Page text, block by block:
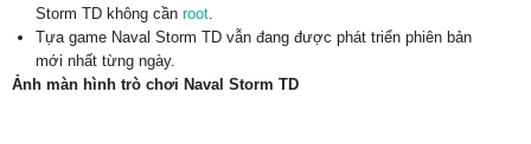
Storm TD không cần root.
Tựa game Naval Storm TD vẫn đang được phát triển phiên bản
mới nhất từng ngày.
Ảnh màn hình trò chơi Naval Storm TD